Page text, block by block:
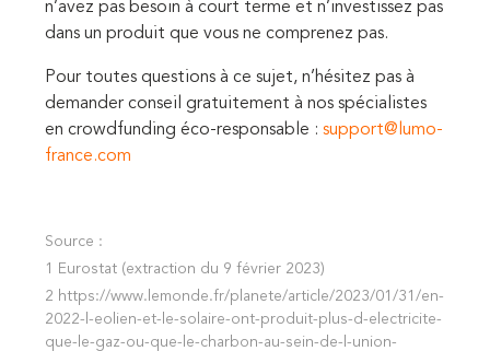
n’avez pas besoin à court terme et n’investissez pas
dans un produit que vous ne comprenez pas.
Pour toutes questions à ce sujet, n’hésitez pas à
demander conseil gratuitement à nos spécialistes
en crowdfunding éco-responsable : support@lumo-
france.com
Source :
1 Eurostat (extraction du 9 février 2023)
2 https://www.lemonde.fr/planete/article/2023/01/31/en-
2022-l-eolien-et-le-solaire-ont-produit-plus-d-electricite-
que-le-gaz-ou-que-le-charbon-au-sein-de-l-union-